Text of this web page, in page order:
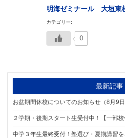
明海ゼミナール 大垣東
カテゴリー:
0
最新記事
お盆期間休校についてのお知らせ（8月9日
２学期・後期スタート生受付中！【一部校